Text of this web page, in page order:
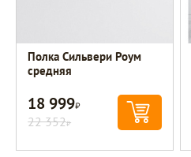
Полка Сильвери Роум
средняя
18 999Р
22 352Р